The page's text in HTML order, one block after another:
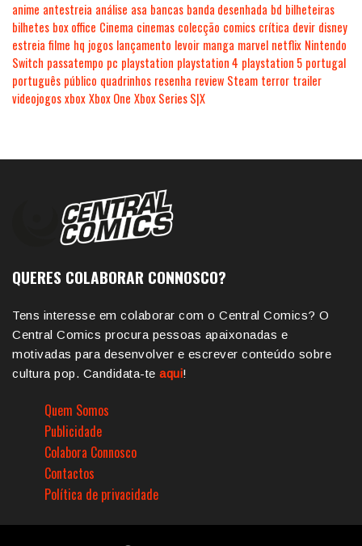
anime antestreia análise asa bancas banda desenhada bd bilheteiras
bilhetes box office Cinema cinemas colecção comics crítica devir disney
estreia filme hq jogos lançamento levoir manga marvel netflix Nintendo
Switch passatempo pc playstation playstation 4 playstation 5 portugal
português público quadrinhos resenha review Steam terror trailer
videojogosxboxXbox One Xbox Series S|X
QUERES COLABORAR CONNOSCO?
Tens interesse em colaborar com o Central Comics? O
Central Comics procura pessoas apaixonadas e
motivadas para desenvolver e escrever conteúdo sobre
cultura pop. Candidata-te aqui!
Quem Somos
Publicidade
Colabora Connosco
Contactos
Política de privacidade